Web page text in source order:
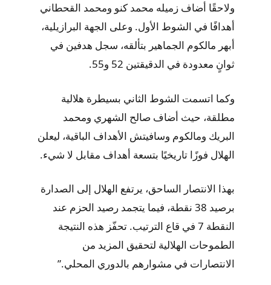
ولاحقًا أضاف زميله محمد كنو ومحمد القحطاني
أهدافًا في الشوط الأول. وعلى الجهة البرازيلية،
أبهر مالكوم الجماهير بتألقه، سجل هدفين في
ثوانٍ معدودة في الدقيقتين 52 و55.
وكما اتسمت الشوط الثاني بسيطرة هلالية
مطلقة، حيث أضاف صالح الشهري ومحمد
البريك ومالكوم وسافيتش الأهداف الباقية، ليعلن
الهلال فوزًا تاريخيًا بتسعة أهداف مقابل لا شيء.
بهذا الانتصار الساحق، يرتفع الهلال إلى الصدارة
برصيد 38 نقطة، فيما يتجمد رصيد الحزم عند
النقطة 7 في قاع الترتيب. تحفّز هذه النتيجة
الطموحات الهلالية لتحقيق المزيد من
الانتصارات في مشوارهم بالدوري المحلي.”